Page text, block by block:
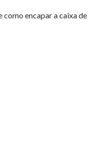
como encapar a caixa de